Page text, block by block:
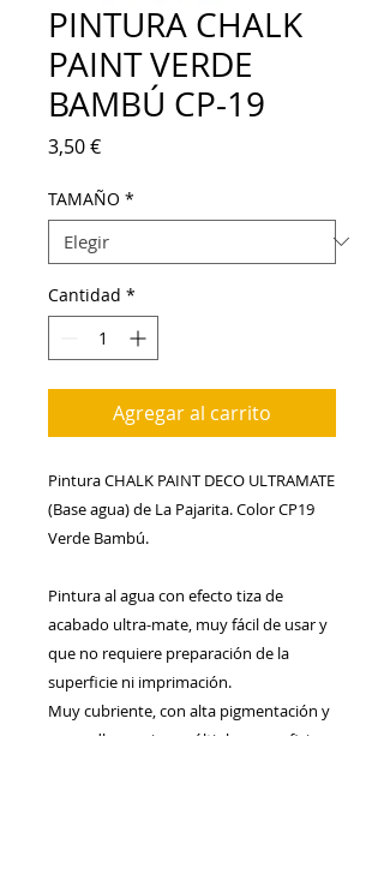
PINTURA CHALK
PAINT VERDE
BAMBÚ CP-19
3,50 €Precio
TAMAÑO *
Cantidad *
Agregar al carrito
Pintura CHALK PAINT DECO ULTRAMATE
(Base agua) de La Pajarita. Color CP19
Verde Bambú.
Pintura al agua con efecto tiza de
acabado ultra-mate, muy fácil de usar y
que no requiere preparación de la
superficie ni imprimación.
Muy cubriente, con alta pigmentación y
gran adherencia a múltiples superficies.